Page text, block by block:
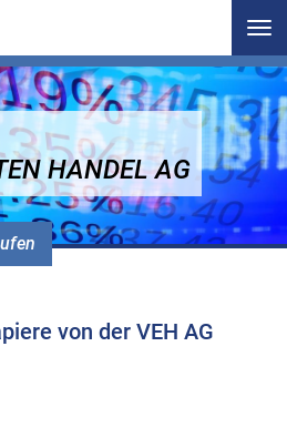
HANDEL AG
von der VEH AG